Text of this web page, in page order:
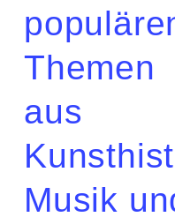
Themen
aus
Musik